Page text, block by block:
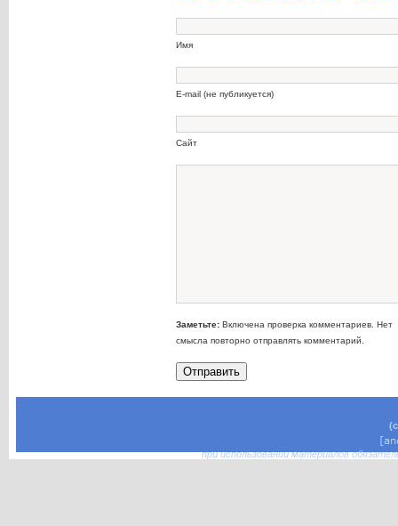
Имя
E-mail (не публикуется)
Сайт
Заметьте:Включена проверка комментариев. Нет
смысла повторно отправлять комментарий.
при использовании материалов